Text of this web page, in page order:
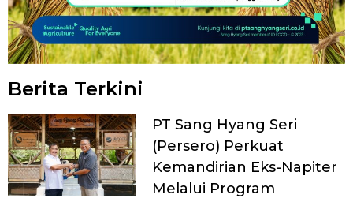
Berita Terkini
PT Sang Hyang Seri
(Persero) Perkuat
Kemandirian Eks-Napiter
Melalui Program